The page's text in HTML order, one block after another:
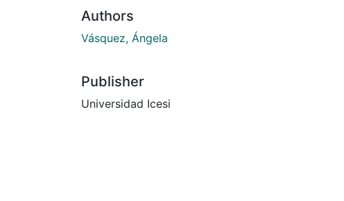
Authors
Vásquez, Ángela
Publisher
Universidad Icesi